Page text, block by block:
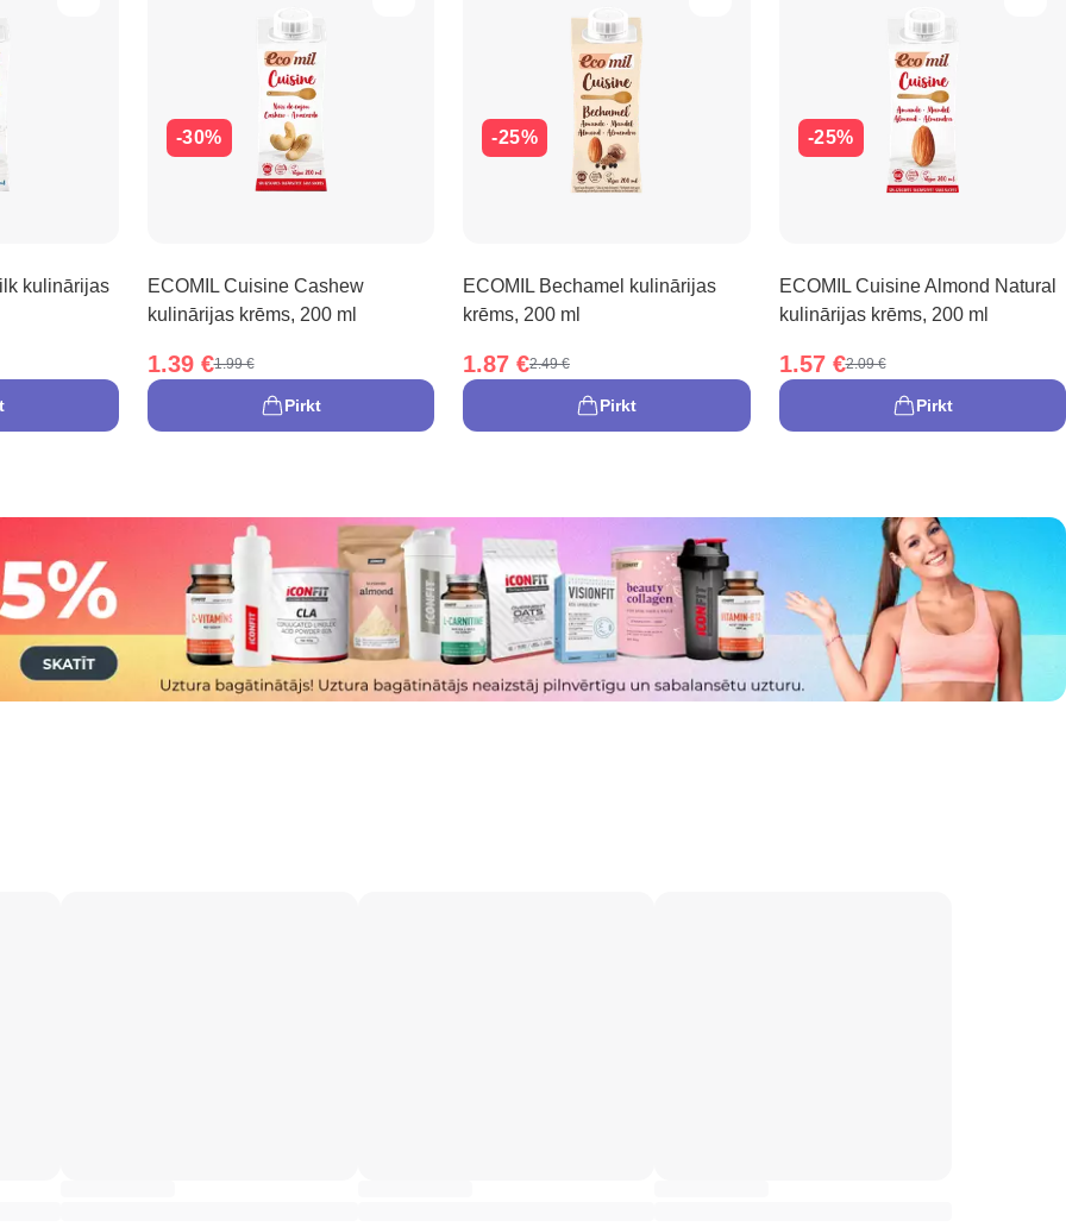
kulinārijas
-30%
ECOMIL Cuisine Cashew
kulinārijas krēms, 200 ml
1.39 €1.99 €
Pirkt
-25%
ECOMIL Bechamel kulinārijas
krēms, 200 ml
1.87 €2.49 €
Pirkt
-25%
ECOMIL Cuisine Almond Natural
kulinārijas krēms, 200 ml
1.57 €2.09 €
Pirkt